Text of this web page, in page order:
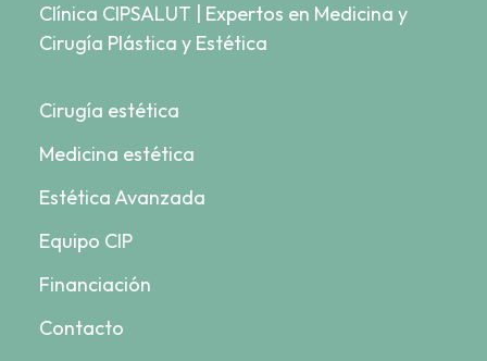
Clínica CIPSALUT | Expertos en Medicina y
Cirugía Plástica y Estética
Cirugía estética
Medicina estética
Estética Avanzada
Equipo CIP
Financiación
Contacto